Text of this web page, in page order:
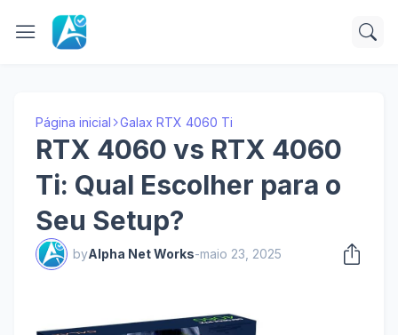
Página inicial Galax RTX 4060 Ti
RTX 4060 vs RTX 4060
Ti: Qual Escolher para o
Seu Setup?
byAlpha Net Works-maio 23, 2025